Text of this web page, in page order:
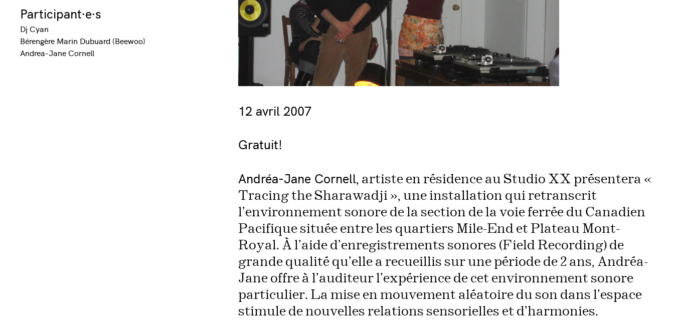
Participant·e·s
Dj Cyan
Bérengère Marin Dubuard (Beewoo)
Andrea-Jane Cornell
12 avril 2007
Gratuit!
Andréa-Jane Cornell, artiste en résidence au Studio XX présentera «
Tracing the Sharawadji », une installation qui retranscrit
l’environnement sonore de la section de la voie ferrée du Canadien
Pacifique située entre les quartiers Mile-End et Plateau Mont-
Royal. À l’aide d’enregistrements sonores (Field Recording) de
grande qualité qu’elle a recueillis sur une période de 2 ans, Andréa-
Jane offre à l’auditeur l’expérience de cet environnement sonore
particulier. La mise en mouvement aléatoire du son dans l’espace
stimule de nouvelles relations sensorielles et d’harmonies.